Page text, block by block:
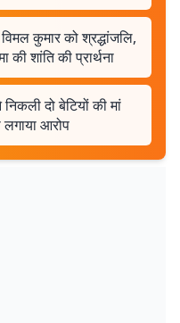
कुमार को श्रद्धांजलि,
शांति की प्रार्थना
दो बेटियों की मां
आरोप